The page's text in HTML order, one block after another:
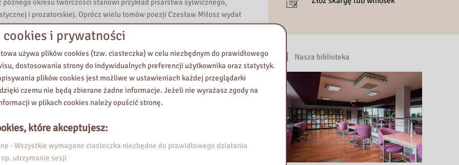
okresu twórczości stanowi przykład pisarstwa sylwicznego,
i prozatorskiej. Oprócz wielu tomów poezji Czesław Miłosz wydał
nad zatoką San Francisco” czy „Rodzinną Europę”. Po zerwaniu
twórczości niechęć i krytykę PRL-u, piętnował polski nacjonalizm,
Senat w 20. rocznicę śmierci poety oddaje hołd jednemu z
się w polską i światową literaturę. Senatorowie przypominają, że
stulecia: od pól bitewnych pierwszej wojny światowej, poprzez rosyjską
narodowościowe problemy II RP, czas spełnionej Apokalipsy i piekła,
2 totalitaryzmów, doświadczenie emigranta w świecie podzielonym
demokracji. Jak podkreślają senatorowie, w czasach, gdy wartości
Sprawiedliwy wśród Narodów Świata, ostrzega przed zgubnymi
i autorytaryzmu. W ocenie senatorów jako pisarz i myśliciel stał się on
Nasza biblioteka
i prywatności
używa plików cookies (tzw. ciasteczka) w celu niezbędnym do prawidłowego
dostosowania strony do indywidualnych preferencji użytkownika oraz statystyk.
plików cookies jest możliwe w ustawieniach każdej przeglądarki
czemu nie będą zbierane żadne informacje. Jeżeli nie wyrażasz zgody na
w plikach cookies należy opuścić stronę.
które akceptujesz:
- Wszystkie wymagane ciasteczka niezbędne do prawidłowego działania
utrzymanie sesji